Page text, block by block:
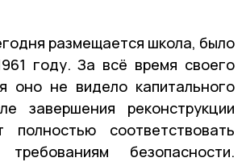
размещается школа, было
году. За всё время своего
оно не видело капитального
завершения реконструкции
полностью соответствовать
требованиям безопасности.